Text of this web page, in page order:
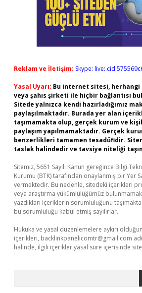
Reklam ve İletişim: Skype:
Yasal Uyarı: Bu internet sitesi,
veya şahıs şirketi ile hiçbir bağlantısı
Sitede yalnızca kendi hazırladığımız
paylaşılmaktadır. Burada yer alan
taşımamakta olup, gerçek kurum ve
paylaşım yapılmamaktadır. Gerçek
benzerlikleri tamamen tesadüfidir.
taslak halindedir ve tavsiye niteliği
Sitemiz, 5651 Sayılı Kanun gereğince Bilgi
Kurumu (BTK) tarafından onaylanmış bir Yer
vermektedir. Bu nedenle, sitedeki içerikleri
veya araştırma yükümlülüğümüz
yazdıkları içeriklerin sorumluluğunu
bu sorumluluğu kabul etmiş sayılırlar.
Hukuka ve yasal düzenlemelere aykırı
içerikleri, backlinkpanelicomtr@gmail.com
halinde, ilgili içerikler yasal süre içerisinde